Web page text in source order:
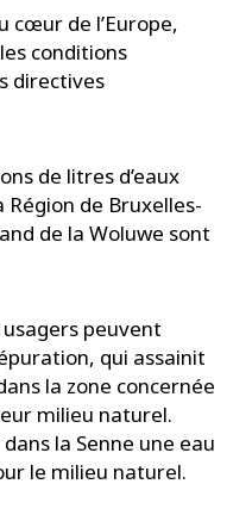
cœur de l’Europe,
conditions
directives
de litres d’eaux
Région de Bruxelles-
de la Woluwe sont
peuvent
qui assainit
la zone concernée
milieu naturel.
la Senne une eau
le milieu naturel.